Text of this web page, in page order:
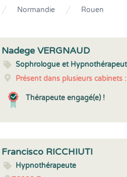
Normandie Rouen
Nadege VERGNAUD
Sophrologue et
Présent dans plusieurs cabinets :
Thérapeute engagé(e) !
Francisco RICCHIUTI
Hypnothérapeute